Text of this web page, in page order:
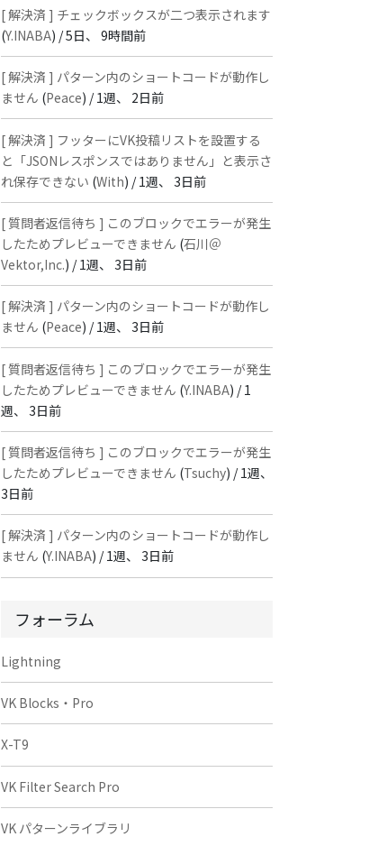
[ 解決済 ] チェックボックスが二つ表示されます
(Y.INABA) /5日、 9時間前
[ 解決済 ] パターン内のショートコードが動作し
ません (Peace) /1週、 2日前
[ 解決済 ] フッターにVK投稿リストを設置する
と「JSONレスポンスではありません」と表示さ
れ保存できない (With) /1週、 3日前
[ 質問者返信待ち ] このブロックでエラーが発生
したためプレビューできません (石川＠
Vektor,Inc.) /1週、 3日前
[ 解決済 ] パターン内のショートコードが動作し
ません (Peace) /1週、 3日前
[ 質問者返信待ち ] このブロックでエラーが発生
したためプレビューできません (Y.INABA) /1
週、 3日前
[ 質問者返信待ち ] このブロックでエラーが発生
したためプレビューできません (Tsuchy) /1週、
3日前
[ 解決済 ] パターン内のショートコードが動作し
ません (Y.INABA) /1週、 3日前
フォーラム
Lightning
VK Blocks・Pro
X-T9
VK Filter Search Pro
VK パターンライブラリ